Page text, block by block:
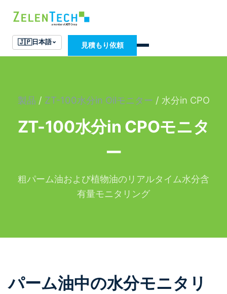
🇯🇵日本語 見積もり依頼
製品 / ZT-100水分in Oilモニター / 水分in CPO
ZT-100水分in CPOモニタ
ー
粗パーム油および植物油のリアルタイム水分含
有量モニタリング
パーム油中の水分モニタリ